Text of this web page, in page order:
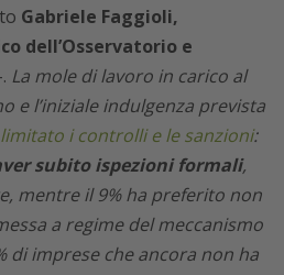
Gabriele Faggioli,
dell’Osservatorio e
La mole di lavoro in carico al
e l’iniziale indulgenza prevista
i controlli e le sanzioni:
subito ispezioni formali,
mentre il 9% ha preferito non
a regime del meccanismo
di imprese che ancora non ha